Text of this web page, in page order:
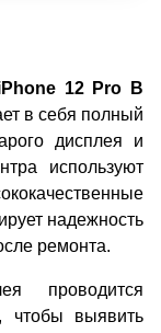
12 Pro В
в себя полный
дисплея и
используют
надежность
ремонта.
проводится
чтобы выявить